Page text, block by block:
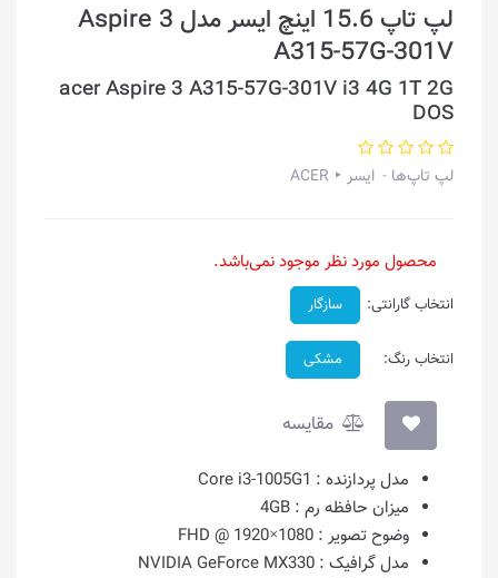
لپ تاپ 15.6 اینچ ایسر مدل Aspire 3
A315-57G-301V
acer Aspire 3 A315-57G-301V i3 4G 1T 2G
DOS
لپ تاپ‌ها ایسر ‣ ACER
محصول مورد نظر موجود نمی‌باشد.
انتخاب گارانتی: سازگار
انتخاب رنگ: مشکی
مقایسه
مدل پردازنده : Core i3-1005G1
میزان حافظه رم : 4GB
وضوح تصویر : 1080×1920 @ FHD
مدل گرافیک : NVIDIA GeForce MX330